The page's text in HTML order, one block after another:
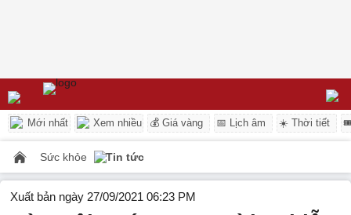
Mới nhất Xem nhiều 💰 Giá vàng 📅 Lịch âm ☀️ Thời tiết
Sức khỏe Tin tức
Xuất bản ngày 27/09/2021 06:23 PM